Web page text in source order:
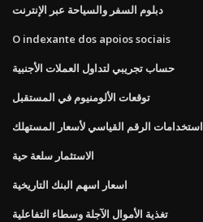
دبلوم السفر والسياحة عبر الإنترنت
O indexante dos apoios sociais
حساب تجريبي لتداول العملات الأجنبية
توقعات الألومنيوم في المستقبل
استخدامات الرقم القياسي لأسعار المستهلك
الاستثمار سلعة حية
اسعار اسهم البنك التاريخية
تغذية الأموال الآجلة وسطاء التفاعلية